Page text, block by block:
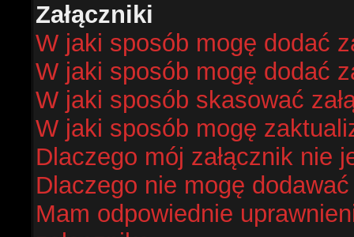
Załączniki
W jaki sposób mogę dodać
W jaki sposób mogę dodać
W jaki sposób skasować
W jaki sposób mogę
Dlaczego mój załącznik nie
Dlaczego nie mogę dodawać
Mam odpowiednie